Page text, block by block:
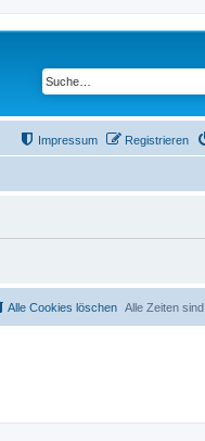
Registrieren
Impressum
Alle Zeiten sind
Alle Cookies löschen